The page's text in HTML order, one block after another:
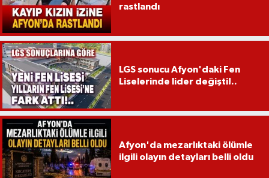
rastlandı
LGS sonucu Afyon'daki Fen
Liselerinde lider değişti!..
Afyon'da mezarlıktaki ölümle
ilgili olayın detayları belli oldu